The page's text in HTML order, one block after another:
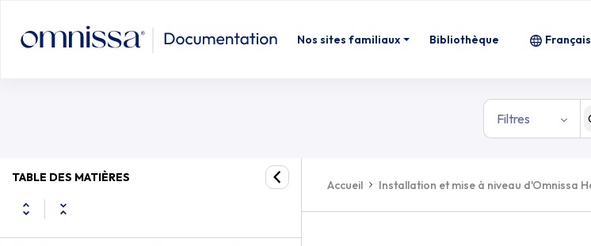
Nos sites familiaux Bibliothèque Français
Filtres
TABLE DES MATIÈRES
Accueil Installation et mise à niveau d'Omnissa